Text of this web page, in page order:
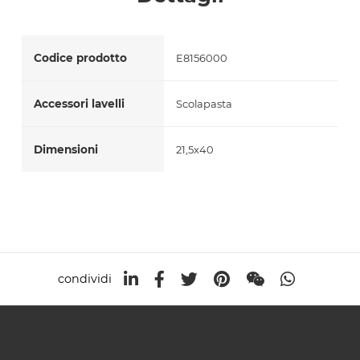
Codice prodotto E8156000
Accessori lavelli Scolapasta
Dimensioni 21,5x40
condividi